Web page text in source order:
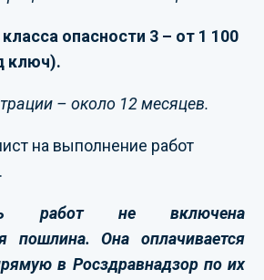
опасности 3 – от 1 100
ключ).
– около 12 месяцев.
на выполнение работ
.
работ не включена
пошлина. Она оплачивается
в Росздравнадзор по их